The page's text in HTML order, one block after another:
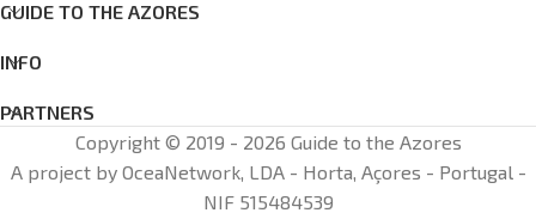
GUIDE TO THE AZORES
INFO
PARTNERS
Copyright © 2019 - 2026 Guide to the Azores
A project by OceaNetwork, LDA - Horta, Açores - Portugal -
NIF 515484539